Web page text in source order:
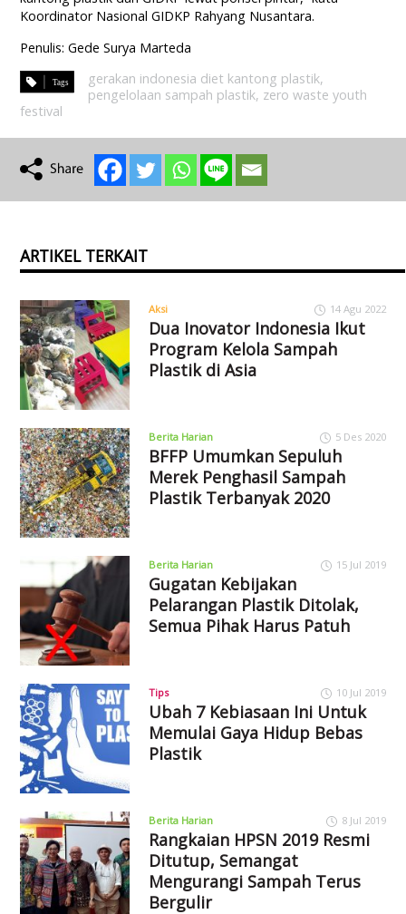
Koordinator Nasional GIDKP Rahyang Nusantara.
Penulis: Gede Surya Marteda
gerakan indonesia diet kantong plastik,
pengelolaan sampah plastik, zero waste youth
festival
ARTIKEL TERKAIT
Aksi 14 Agu 2022
Dua Inovator Indonesia Ikut
Program Kelola Sampah
Plastik di Asia
Berita Harian 5 Des 2020
BFFP Umumkan Sepuluh
Merek Penghasil Sampah
Plastik Terbanyak 2020
Berita Harian 15 Jul 2019
Gugatan Kebijakan
Pelarangan Plastik Ditolak,
Semua Pihak Harus Patuh
Tips 10 Jul 2019
Ubah 7 Kebiasaan Ini Untuk
Memulai Gaya Hidup Bebas
Plastik
Berita Harian 8 Jul 2019
Rangkaian HPSN 2019 Resmi
Ditutup, Semangat
Mengurangi Sampah Terus
Bergulir